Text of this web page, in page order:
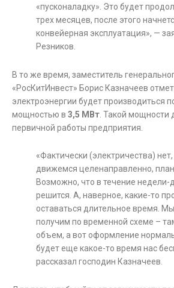
«пусконаладку». Это будет
трех месяцев, после этого
конвейерная эксплуатация», —
Резников.
В то же время, заместитель
«РосКитИнвест» Борис Казначеев
электроэнергии будет производиться
мощностью в 3,5 МВт . Такой мощности
первичной работы предприятия.
«Фактически (электричества)
движемся целенаправленно,
Возможно, что в течение недели-
решится. А, наверное, какие-то
оставаться длительное время.
получим по временной схеме –
объем, а вот оформление
будет еще какое-то время нас
рассказал господин Казначеев.